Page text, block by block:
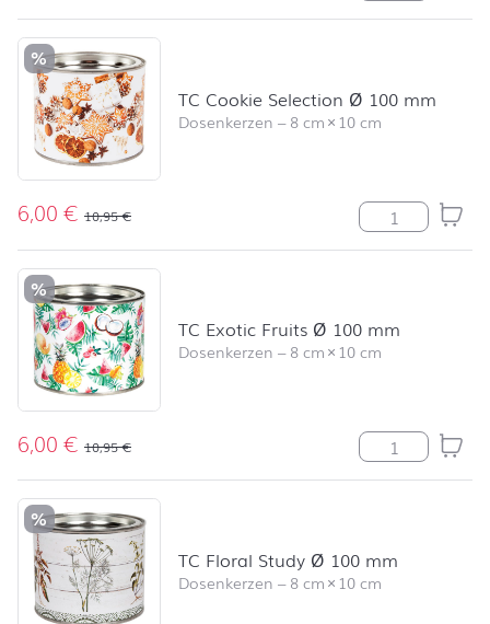
%
TC Cookie Selection Ø 100 mm
Dosenkerzen –8 cm× 10 cm
6,00€ 10,95€ TC Cookie
%
TC Exotic Fruits Ø 100 mm
Dosenkerzen –8 cm× 10 cm
6,00€ 10,95€ TC Exotic
%
TC Floral Study Ø 100 mm
Dosenkerzen –8 cm× 10 cm